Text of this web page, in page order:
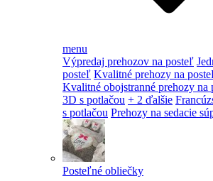
menu
Výpredaj prehozov na posteľ
posteľ Kvalitné prehozy na
Kvalitné obojstranné prehozy na
3D s potlačou + 2 ďalšie
s potlačou Prehozy na sedacie
Posteľné obliečky